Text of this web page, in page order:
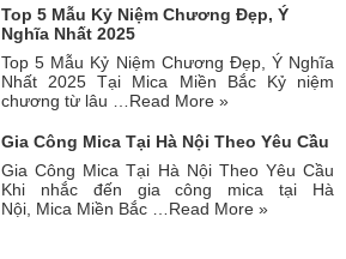
Top 5 Mẫu Kỷ Niệm Chương Đẹp, Ý
Nghĩa Nhất 2025
Top 5 Mẫu Kỷ Niệm Chương Đẹp, Ý Nghĩa
Nhất 2025 Tại Mica Miền Bắc Kỷ niệm
chương từ lâu … Read More »
Gia Công Mica Tại Hà Nội Theo Yêu Cầu
Gia Công Mica Tại Hà Nội Theo Yêu Cầu
Khi nhắc đến gia công mica tại Hà
Nội, Mica Miền Bắc … Read More »